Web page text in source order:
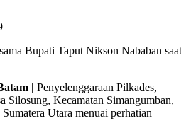
Bupati Taput Nikson Nababan saat
| Penyelenggaraan Pilkades,
Silosung, Kecamatan Simangumban,
Utara menuai perhatian